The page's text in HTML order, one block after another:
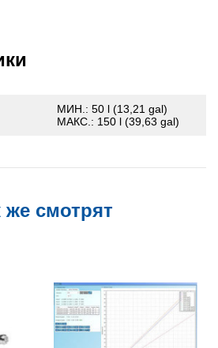
МИН.: 50 l (13,21 gal)
МАКС.: 150 l (39,63 gal)
же смотрят